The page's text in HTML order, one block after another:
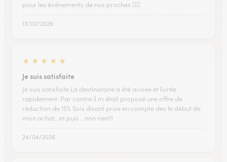
pour les événements de nos proches 👌🏽
13/02/2026
★ ★ ★ ★ ★
Je suis satisfaite
Je suis satisfaite La destinataire à été avisée et livrée
rapidement. Par contre il m était proposé une offre de
réduction de 15% Sois disant prise en compte des le début de
mon achat...et puis ...non rien!!!
24/04/2026